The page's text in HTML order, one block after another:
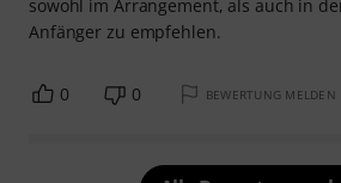
sowohl im Arrangement, als auch in
Anfänger zu empfehlen.
0 0 BEWERTUNG MELDEN